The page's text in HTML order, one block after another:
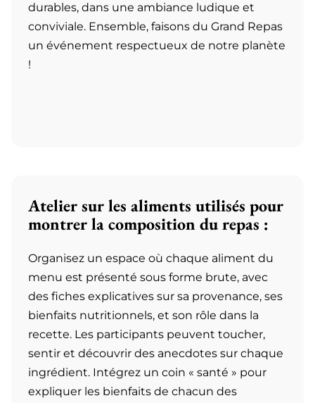
durables, dans une ambiance ludique et
conviviale. Ensemble, faisons du Grand Repas
un événement respectueux de notre planète
!
Atelier sur les aliments utilisés pour
montrer la composition du repas :
Organisez un espace où chaque aliment du
menu est présenté sous forme brute, avec
des fiches explicatives sur sa provenance, ses
bienfaits nutritionnels, et son rôle dans la
recette. Les participants peuvent toucher,
sentir et découvrir des anecdotes sur chaque
ingrédient. Intégrez un coin « santé » pour
expliquer les bienfaits de chacun des